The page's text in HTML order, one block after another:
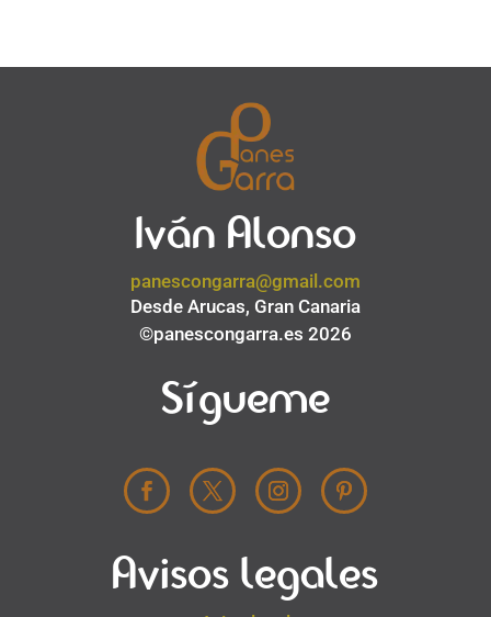
Iván Alonso
panescongarra@gmail.com
Desde Arucas, Gran Canaria
©panescongarra.es 2026
Sígueme
Avisos legales